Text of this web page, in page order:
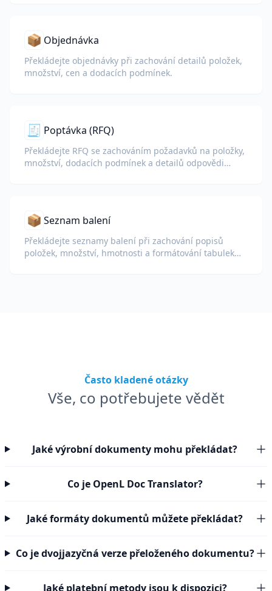
📦 Objednávka
Překládejte objednávky při zachování detailů položek,
množství, cen a dodacích podmínek.
🧾 Poptávka (RFQ)
Překládejte RFQ se zachováním požadavků na položky,
množství, dodacích podmínek a detailů odpovědi
📦 Seznam balení
Překládejte seznamy balení při zachování popisů
položek, množství, hmotnosti a formátování tabulek
Často kladené otázky
Vše, co potřebujete vědět
Jaké výrobní dokumenty mohu překládat?
Co je OpenL Doc Translator?
Jaké formáty dokumentů můžete překládat?
Co je dvojjazyčná verze přeloženého dokumentu?
Jaké platební metody jsou k dispozici?